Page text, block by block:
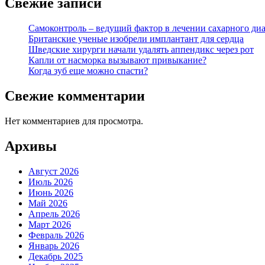
Самоконтроль – ведущий фактор в лечении сахарного
Британские ученые изобрели имплантант для сердца
Шведские хирурги начали удалять аппендикс через рот
Капли от насморка вызывают привыкание?
Когда зуб еще можно спасти?
Свежие комментарии
Нет комментариев для просмотра.
Архивы
Август 2026
Июль 2026
Июнь 2026
Май 2026
Апрель 2026
Март 2026
Февраль 2026
Январь 2026
Декабрь 2025